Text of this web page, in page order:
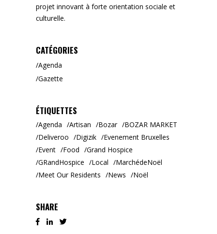
projet innovant à forte orientation sociale et
culturelle.
CATÉGORIES
Agenda
Gazette
ÉTIQUETTES
Agenda Artisan Bozar
BOZAR MARKET
Deliveroo
Digizik
Evenement Bruxelles
Event
Food
Grand Hospice
GRandHospice
Local
MarchédeNoël
Meet Our Residents
News Noël
SHARE